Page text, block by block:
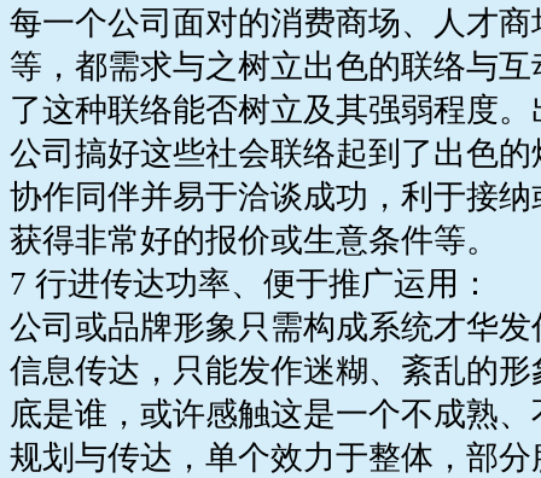
每一个公司面对的消费商场、人才
等，都需求与之树立出色的联络与
了这种联络能否树立及其强弱程度
公司搞好这些社会联络起到了出色
协作同伴并易于洽谈成功，利于接
获得非常好的报价或生意条件等。
7 行进传达功率、便于推广运用：
公司或品牌形象只需构成系统才华
信息传达，只能发作迷糊、紊乱的
底是谁，或许感触这是一个不成熟
规划与传达，单个效力于整体，部